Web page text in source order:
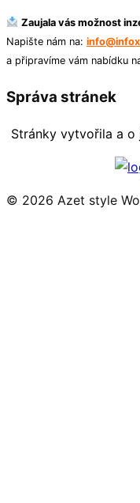
Zaujala vás možnost
Napište nám na:
a připravíme vám nabídku
Správa stránek
Stránky vytvořila a o
© 2026 Azet style